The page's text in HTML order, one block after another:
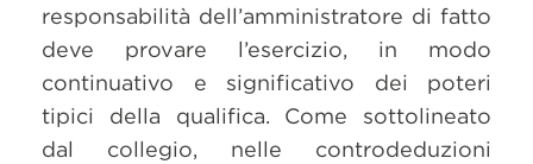
responsabilità dell’amministratore di fatto
deve provare l’esercizio, in modo
continuativo e significativo dei poteri
tipici della qualifica. Come sottolineato
dal collegio, nelle controdeduzioni